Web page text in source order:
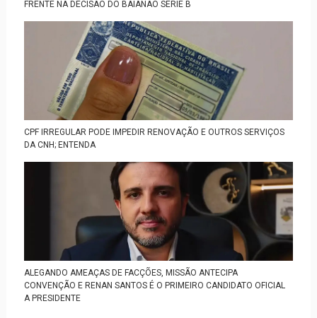
FRENTE NA DECISÃO DO BAIANÃO SÉRIE B
CPF IRREGULAR PODE IMPEDIR RENOVAÇÃO E OUTROS SERVIÇOS
DA CNH; ENTENDA
ALEGANDO AMEAÇAS DE FACÇÕES, MISSÃO ANTECIPA
CONVENÇÃO E RENAN SANTOS É O PRIMEIRO CANDIDATO OFICIAL
A PRESIDENTE